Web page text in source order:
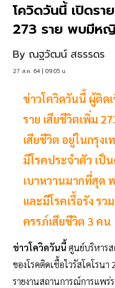
โควิดวันนี้ เปิดรา
273 ราย พบมีห
By ณฐวัฒน์ สธรรดร
27 ส.ค. 64 | 09:05 น.
ข่าวโควิดวันนี้ ผู้ติด
ราย เสียชีวิตเพิ่ม
เสียชีวิต อยู่ในกรุง
มีโรคประจำตัว เป็
เบาหวานมากที่สุด
และมีโรคเรื้อรัง ร
ครรภ์เสียชีวิต 3 คน
ข่าวโควิดวันนี้ ศูนย์บริหาร
ของโรคติดเชื้อไวรัสโคโรนา
รายงานสถานการณ์การแพร่